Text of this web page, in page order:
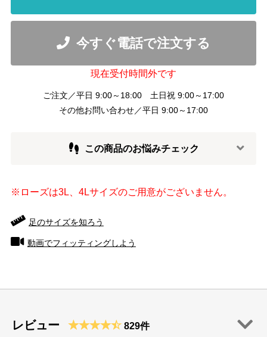
今すぐ電話で注文する
現在受付時間外です
ご注文／平日 9:00～18:00 土日祝 9:00～17:00
その他お問い合わせ／平日 9:00～17:00
この商品のお悩みチェック
※ローズは3L、4Lサイズのご用意がございません。
足のサイズを知ろう
動画でフィッティングしよう
レビュー 829件